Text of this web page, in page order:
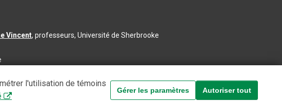
Vincent, professeurs, Université de Sherbrooke
l'utilisation de témoins
Gérer les paramètres Autoriser tout